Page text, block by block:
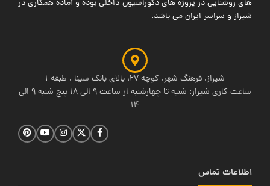
های روشنایی در پروژه های دکوراسیون داخلی بوده و آماده همکاری در
شیراز و سراسر ایران می باشد.
شیراز، فرهنگ شهر، کوچه 27، بالای بانک سینا ، طبقه 1
ساعت کاری شیراز: شنبه تا چهارشنبه از ساعت 9 الی 18 پنج شنبه 9 الی
14
اطلاعات تماس